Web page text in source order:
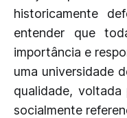
historicamente
entender que
importância e
uma universidade
qualidade, voltada
socialmente